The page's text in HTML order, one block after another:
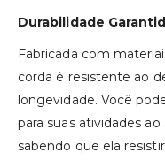
Durabilidade
Fabricada com
corda é resistente ao
longevidade. Você
para suas atividades
sabendo que ela